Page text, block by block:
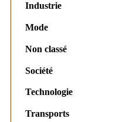
Industrie
Mode
Non classé
Société
Technologie
Transports